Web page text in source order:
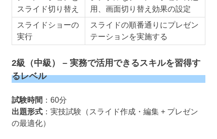
スライド切り替え
用、画面切り替え効果の設定
スライドショーの
実行
スライドの順番通りにプレゼン
テーションを実施する
2級（中級） – 実務で活用できるスキルを習得す
るレベル
試験時間 ：60分
出題形式 ：実技試験（スライド作成・編集 + プレゼン
の最適化）